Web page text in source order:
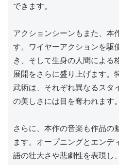
できます。
アクションシーンもまた、本
す。ワイヤーアクションを駆
き、そして生身の人間による
展開をさらに盛り上げます。
武術は、それぞれ異なるスタ
の美しさには目を奪われます。
さらに、本作の音楽も作品の
ます。オープニングとエンデ
語の壮大さや悲劇性を表現し